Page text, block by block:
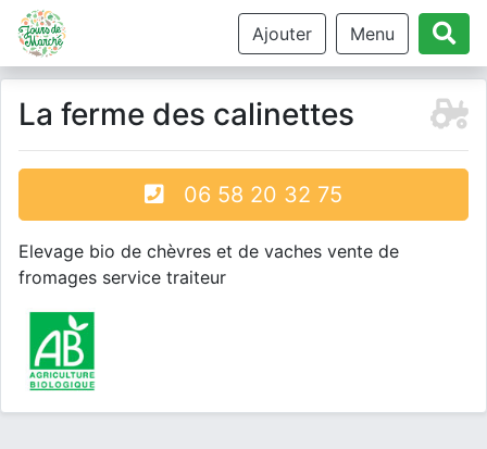
Ajouter Menu
La ferme des calinettes
06 58 20 32 75
Elevage bio de chèvres et de vaches vente de
fromages service traiteur